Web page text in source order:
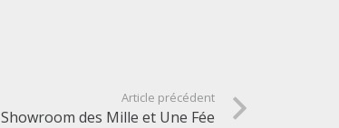
Article précédent
Showroom des Mille et Une Fée